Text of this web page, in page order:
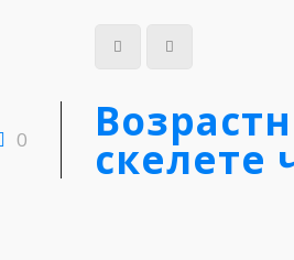
0 скелете